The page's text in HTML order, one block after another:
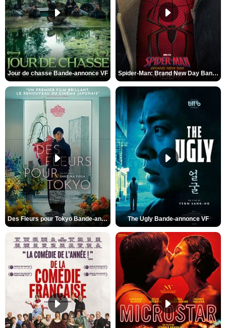
Jour de chasse Bande-annonce VF Spider-Man: Brand New Day Bande-annonce (3) VO STFR
Des Fleurs pour Tokyo Bande-annonce VO STFR The Ugly Bande-annonce VF